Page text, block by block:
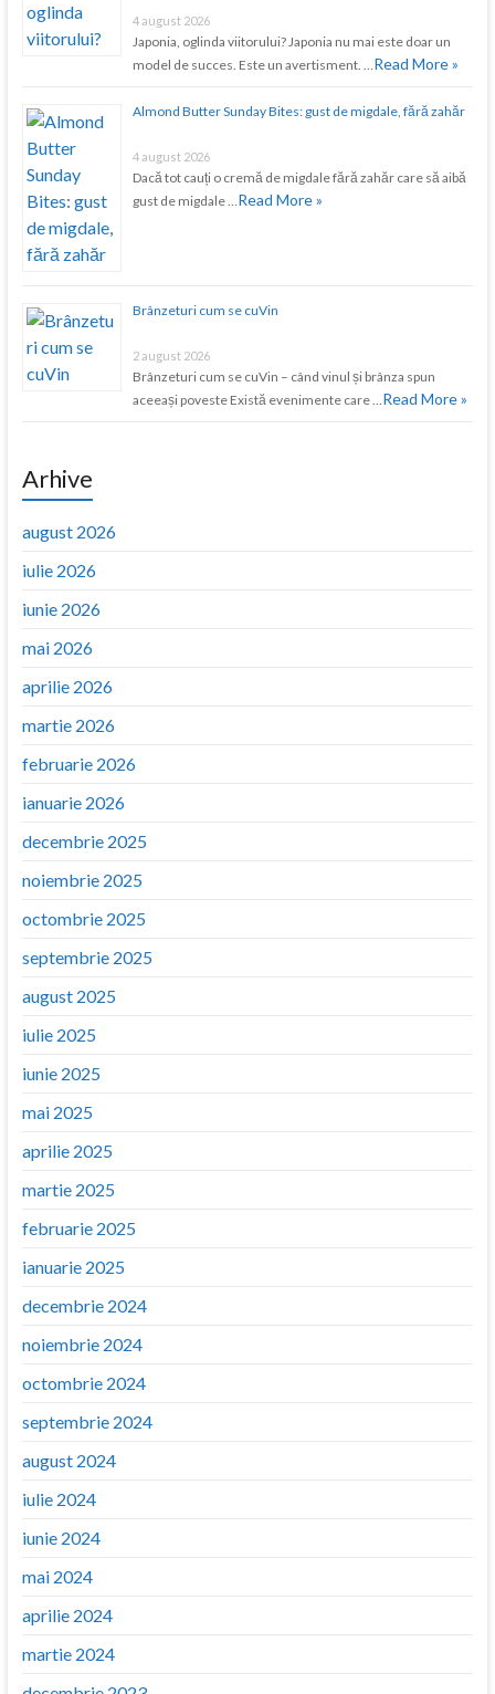
4 august 2026
Japonia, oglinda viitorului? Japonia nu mai este doar un
model de succes. Este un avertisment. …Read More »
Almond Butter Sunday Bites: gust de migdale, fără zahăr
4 august 2026
Dacă tot cauți o cremă de migdale fără zahăr care să aibă
gust de migdale …Read More »
Brânzeturi cum se cuVin
2 august 2026
Brânzeturi cum se cuVin – când vinul și brânza spun
aceeași poveste Există evenimente care …Read More »
Arhive
august 2026
iulie 2026
iunie 2026
mai 2026
aprilie 2026
martie 2026
februarie 2026
ianuarie 2026
decembrie 2025
noiembrie 2025
octombrie 2025
septembrie 2025
august 2025
iulie 2025
iunie 2025
mai 2025
aprilie 2025
martie 2025
februarie 2025
ianuarie 2025
decembrie 2024
noiembrie 2024
octombrie 2024
septembrie 2024
august 2024
iulie 2024
iunie 2024
mai 2024
aprilie 2024
martie 2024